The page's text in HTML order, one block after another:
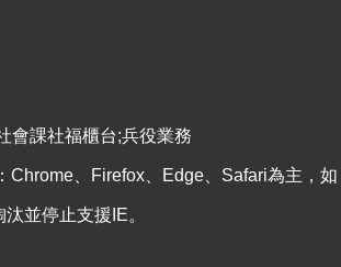
會課社福櫃台;兵役業務
、Firefox、Edge、Safari為主，如
並停止支援IE。